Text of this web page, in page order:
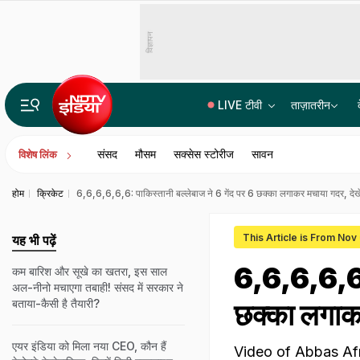
विज्ञापन
LIVE टीवी ताज़ातरीन
विशेष लिंक संसद मौसम सक्सेस स्टोरीज सावन
होम क्रिकेट 6,6,6,6,6,6: पाकिस्तानी बल्लेबाज ने 6 गेंद पर 6 छक्का लगाकर मचाया गदर,
This Article is From Nov
छक्का
Video of Abbas
यह भी पढ़ें
कम बारिश और सूखे का खतरा, इस साल
अल-नीनो मचाएगा तबाही! संसद में सरकार ने
बताया-कैसी है तैयारी?
एयर इंडिया को मिला नया CEO, कौन हैं